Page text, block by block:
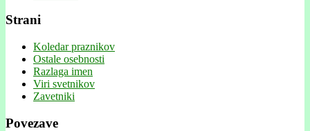
Strani
Koledar praznikov
Ostale osebnosti
Razlaga imen
Viri svetnikov
Zavetniki
Povezave